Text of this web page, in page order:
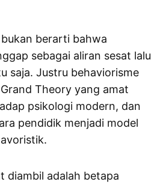
berarti bahwa
sebagai aliran sesat lalu
saja. Justru behaviorisme
Theory yang amat
psikologi modern, dan
pendidik menjadi model
diambil adalah betapa